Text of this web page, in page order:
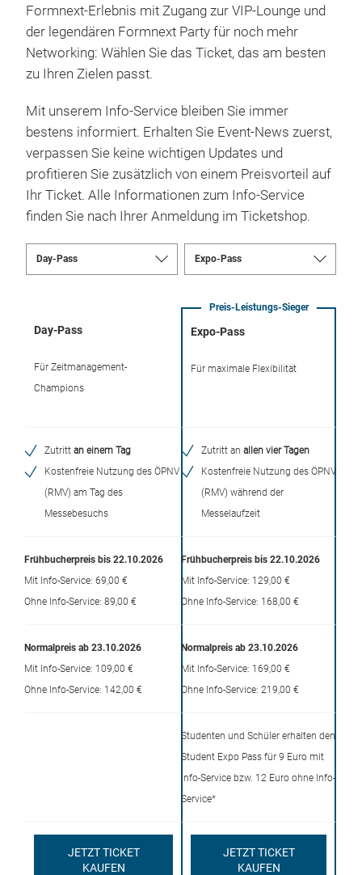
Formnext-Erlebnis mit Zugang zur VIP-Lounge und
der legendären Formnext Party für noch mehr
Networking: Wählen Sie das Ticket, das am besten
zu Ihren Zielen passt.
Mit unserem Info-Service bleiben Sie immer
bestens informiert. Erhalten Sie Event-News zuerst,
verpassen Sie keine wichtigen Updates und
profitieren Sie zusätzlich von einem Preisvorteil auf
Ihr Ticket. Alle Informationen zum Info-Service
finden Sie nach Ihrer Anmeldung im Ticketshop.
Day-Pass
Für Zeitmanagement-
Champions
Zutritt an einem Tag
Kostenfreie Nutzung des ÖPNV
(RMV) am Tag des
Messebesuchs
Frühbucherpreis bis 22.10.2026
Mit Info-Service: 69,00 €
Ohne Info-Service: 89,00 €
Normalpreis ab 23.10.2026
Mit Info-Service: 109,00 €
Ohne Info-Service: 142,00 €
JETZT TICKET
KAUFEN
Preis-Leistungs-Sieger
Expo-Pass
Für maximale Flexibilität
Zutritt an allen vier Tagen
Kostenfreie Nutzung des ÖPNV
(RMV) während der
Messelaufzeit
Frühbucherpreis bis 22.10.2026
Mit Info-Service: 129,00 €
Ohne Info-Service: 168,00 €
Normalpreis ab 23.10.2026
Mit Info-Service: 169,00 €
Ohne Info-Service: 219,00 €
Studenten und Schüler erhalten den
Student Expo Pass für 9 Euro mit
Info-Service bzw. 12 Euro ohne Info-
Service*
JETZT TICKET
KAUFEN